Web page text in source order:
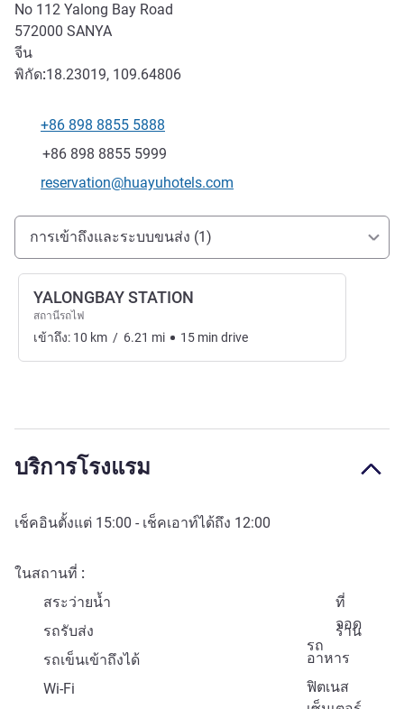
No 112 Yalong Bay Road
572000 SANYA
จีน
พิกัด:18.23019, 109.64806
โทรศัพท์
+86 898 8855 5888
แฟกซ์
+86 898 8855 5999
อีเมลติดต่อ
reservation@huayuhotels.com
การเข้าถึงและการเดินทาง
การเข้าถึงและระบบขนส่ง (1)
YALONGBAY STATION
สถานีรถไฟ
เข้าถึง: 10 km / 6.21 mi 15 min drive
บริการโรงแรม
เช็คอินตั้งแต่ 15:00 - เช็คเอาท์ได้ถึง 12:00
ในสถานที่
สระว่ายน้ำ
ที่
จอด
รถ
รถรับส่ง
ร้าน
อาหาร
รถเข็นเข้าถึงได้
ฟิตเนส
Wi-Fi